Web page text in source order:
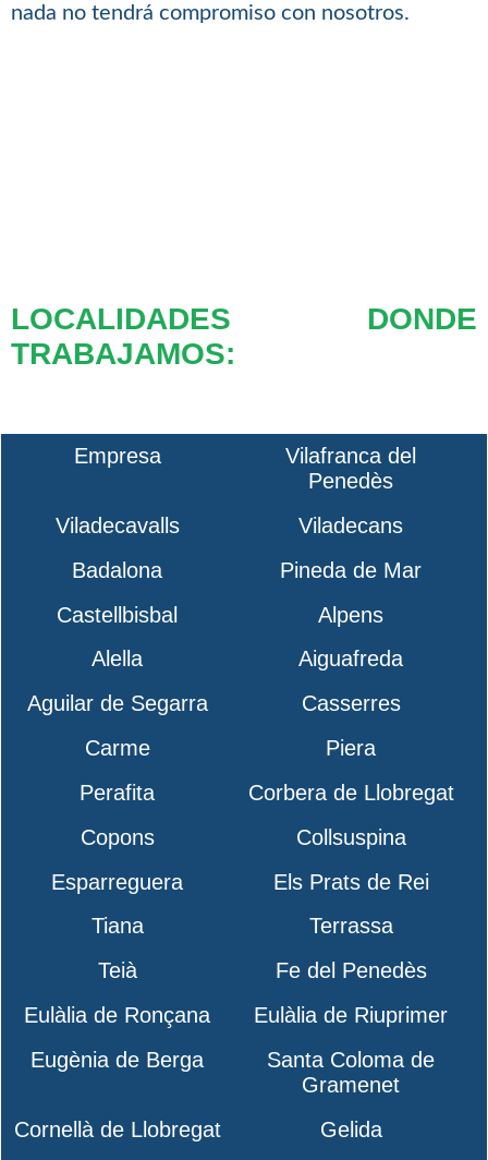
nada no tendrá compromiso con nosotros.
LOCALIDADES DONDE
TRABAJAMOS:
Empresa
Vilafranca del
Penedès
Viladecavalls
Viladecans
Badalona
Pineda de Mar
Castellbisbal
Alpens
Alella
Aiguafreda
Aguilar de Segarra
Casserres
Carme
Piera
Perafita
Corbera de Llobregat
Copons
Collsuspina
Esparreguera
Els Prats de Rei
Tiana
Terrassa
Teià
Fe del Penedès
Eulàlia de Ronçana
Eulàlia de Riuprimer
Eugènia de Berga
Santa Coloma de
Gramenet
Cornellà de Llobregat
Gelida